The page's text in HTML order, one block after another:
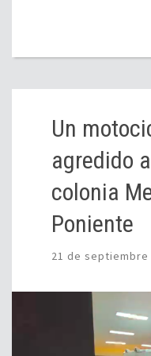
Un
agredido
colonia
Poniente
21 de septiembre